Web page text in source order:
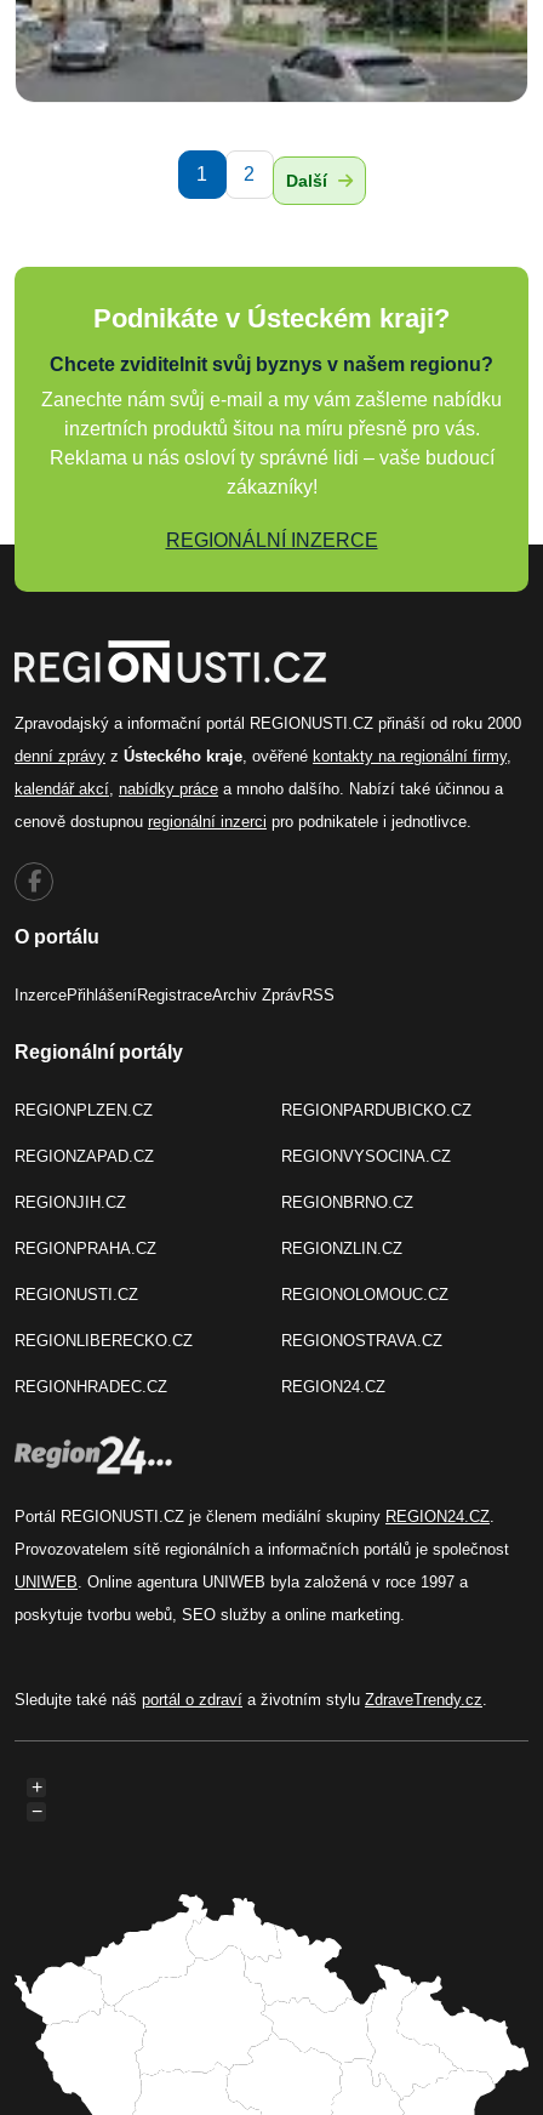
1 2 Další
Podnikáte v Ústeckém kraji?
Chcete zviditelnit svůj byznys v našem regionu?
Zanechte nám svůj e-mail a my vám zašleme nabídku
inzertních produktů šitou na míru přesně pro vás.
Reklama u nás osloví ty správné lidi – vaše budoucí
zákazníky!
REGIONÁLNÍ INZERCE
Zpravodajský a informační portál REGIONUSTI.CZ přináší od roku 2000
denní zprávy z Ústeckého kraje, ověřené kontakty na regionální firmy,
kalendář akcí, nabídky práce a mnoho dalšího. Nabízí také účinnou a
cenově dostupnou regionální inzerci pro podnikatele i jednotlivce.
O portálu
InzercePřihlášeníRegistraceArchiv ZprávRSS
Regionální portály
REGIONPLZEN.CZ
REGIONZAPAD.CZ
REGIONJIH.CZ
REGIONPRAHA.CZ
REGIONUSTI.CZ
REGIONLIBERECKO.CZ
REGIONHRADEC.CZ
REGIONPARDUBICKO.CZ
REGIONVYSOCINA.CZ
REGIONBRNO.CZ
REGIONZLIN.CZ
REGIONOLOMOUC.CZ
REGIONOSTRAVA.CZ
REGION24.CZ
Portál REGIONUSTI.CZ je členem mediální skupiny REGION24.CZ.
Provozovatelem sítě regionálních a informačních portálů je společnost
UNIWEB. Online agentura UNIWEB byla založená v roce 1997 a
poskytuje tvorbu webů, SEO služby a online marketing.
Sledujte také náš portál o zdraví a životním stylu ZdraveTrendy.cz.
+
−